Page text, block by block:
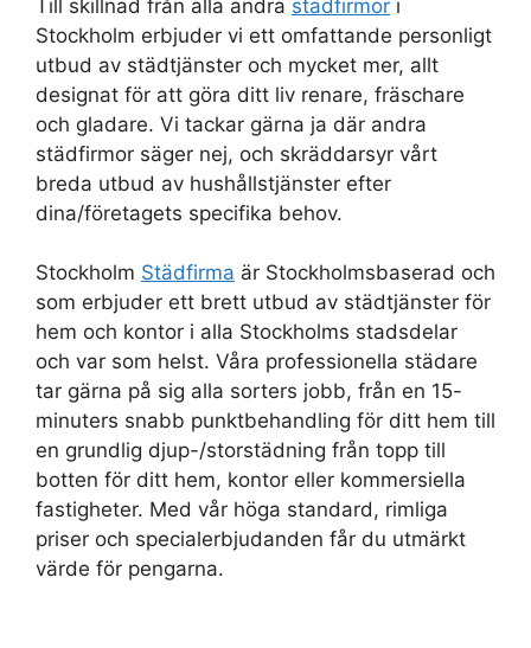
Till skillnad från alla andra städfirmor i
Stockholm erbjuder vi ett omfattande personligt
utbud av städtjänster och mycket mer, allt
designat för att göra ditt liv renare, fräschare
och gladare. Vi tackar gärna ja där andra
städfirmor säger nej, och skräddarsyr vårt
breda utbud av hushållstjänster efter
dina/företagets specifika behov.
Stockholm Städfirma är Stockholmsbaserad och
som erbjuder ett brett utbud av städtjänster för
hem och kontor i alla Stockholms stadsdelar
och var som helst. Våra professionella städare
tar gärna på sig alla sorters jobb, från en 15-
minuters snabb punktbehandling för ditt hem till
en grundlig djup-/storstädning från topp till
botten för ditt hem, kontor eller kommersiella
fastigheter. Med vår höga standard, rimliga
priser och specialerbjudanden får du utmärkt
värde för pengarna.